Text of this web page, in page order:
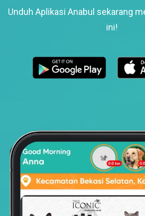
Unduh Aplikasi Anabul sekarang
ini!